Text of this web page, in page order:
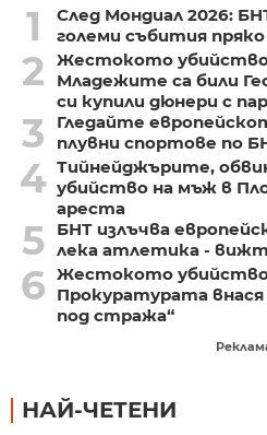
1
След Мондиал 2026:
големи събития пряко
2
Жестокото убийство
Младежите са били
си купили дюнери с
3
Гледайте
плувни спортове по
4 Тийнейджърите,
убийство на мъж в
ареста
5
БНТ излъчва
лека атлетика -
6 Жестокото убийство
Прокуратурата внася
под стража“
НАЙ-ЧЕТЕНИ